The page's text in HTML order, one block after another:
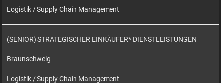
Logistik / Supply Chain Management
(SENIOR) STRATEGISCHER EINKÄUFER* DIENSTLEISTUNGEN
Braunschweig
Logistik / Supply Chain Management